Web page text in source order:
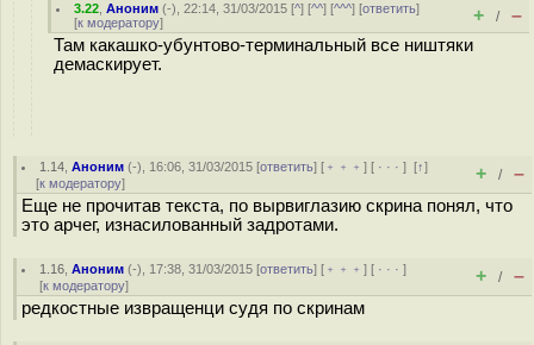
3.22 ,Аноним (-), 22:14, 31/03/2015 [^] [^^] [^^^] [ответить]
[к модератору] + / –
Там какашко-убунтово-терминальный все ништяки
демаскирует.
1.14 ,Аноним (-), 16:06, 31/03/2015 [ответить] [ ﹢﹢﹢] [ · · ·][↑]
[к модератору] + / –
Еще не прочитав текста, по вырвиглазию скрина понял, что
это арчег, изнасилованный задрoтами.
1.16 ,Аноним (-), 17:38, 31/03/2015 [ответить] [ ﹢﹢﹢] [ · · ·]
[к модератору] + / –
редкостные извращенци судя по скринам